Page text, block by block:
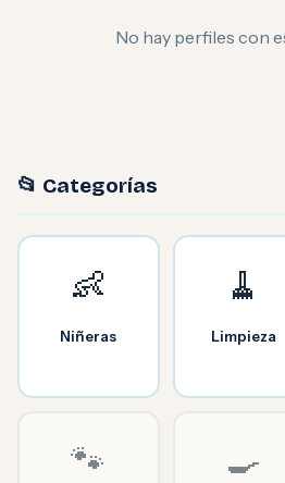
No hay perfiles con
📂 Categorías
👶
Niñeras
🧹
Limpieza
🐾 🍳